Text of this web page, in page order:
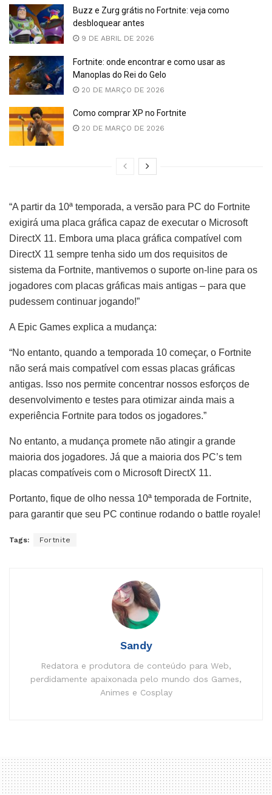
Buzz e Zurg grátis no Fortnite: veja como
desbloquear antes
9 DE ABRIL DE 2026
Fortnite: onde encontrar e como usar as
Manoplas do Rei do Gelo
20 DE MARÇO DE 2026
Como comprar XP no Fortnite
20 DE MARÇO DE 2026
“A partir da 10ª temporada, a versão para PC do Fortnite
exigirá uma placa gráfica capaz de executar o Microsoft
DirectX 11. Embora uma placa gráfica compatível com
DirectX 11 sempre tenha sido um dos requisitos de
sistema da Fortnite, mantivemos o suporte on-line para os
jogadores com placas gráficas mais antigas – para que
pudessem continuar jogando!”
A Epic Games explica a mudança:
“No entanto, quando a temporada 10 começar, o Fortnite
não será mais compatível com essas placas gráficas
antigas. Isso nos permite concentrar nossos esforços de
desenvolvimento e testes para otimizar ainda mais a
experiência Fortnite para todos os jogadores.”
No entanto, a mudança promete não atingir a grande
maioria dos jogadores. Já que a maioria dos PC’s tem
placas compatíveis com o Microsoft DirectX 11.
Portanto, fique de olho nessa 10ª temporada de Fortnite,
para garantir que seu PC continue rodando o battle royale!
Tags: Fortnite
Sandy
Redatora e produtora de conteúdo para Web,
perdidamente apaixonada pelo mundo dos Games,
Animes e Cosplay